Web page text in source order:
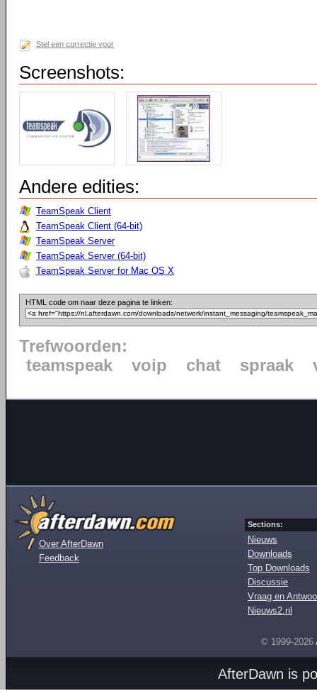
Stel een correctie voor
Screenshots:
Andere edities:
TeamSpeak Client
TeamSpeak Client (64-bit)
TeamSpeak Server
TeamSpeak Server (64-bit)
TeamSpeak Server for Mac OS X
HTML code om naar deze pagina te linken:
Trefwoorden:
teamspeak
voip chat spraak
Over AfterDawn
Feedback
Sections:
Nieuws
Downloads
Top Downloads
Discussie
Vraag en
Nieuws2.nl
© 1999-2026
AfterDawn is